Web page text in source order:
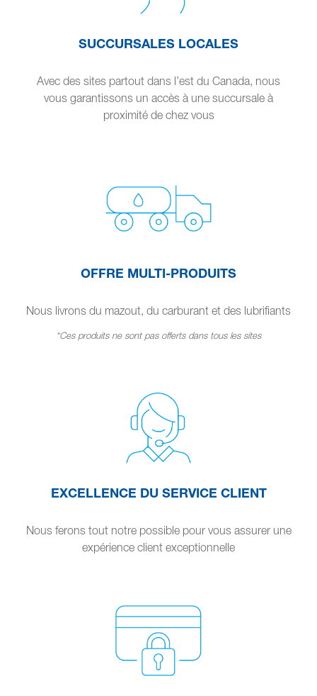
SUCCURSALES LOCALES
Avec des sites partout dans l’est du Canada, nous
vous garantissons un accès à une succursale à
proximité de chez vous
OFFRE MULTI-PRODUITS
Nous livrons du mazout, du carburant et des lubrifiants
*Ces produits ne sont pas offerts dans tous les sites
EXCELLENCE DU SERVICE CLIENT
Nous ferons tout notre possible pour vous assurer une
expérience client exceptionnelle